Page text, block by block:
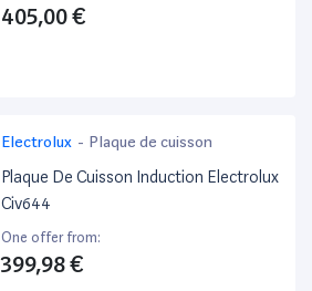
405,00 €
Electrolux - Plaque de cuisson
Plaque De Cuisson Induction Electrolux
Civ644
One offer from:
399,98 €